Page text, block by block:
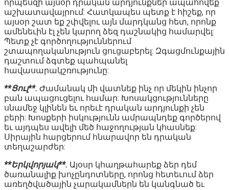
որպեսզի այսօր դրական արդյունքներ ապահովեք
աշխատավայրում: Հատկապես պետք է հիշեք, որ
այսօր շատ եք շփվելու այն մարդկանց հետ, որոնք
ամենեւին էլ չեն կարող ձեզ դաշնակից համարվել:
Պետք չէ գործողություններում
շտապողականություն ցուցաբերել: Զգացմունքային
դաշտում ձգտեք պահպանել
հավասարակշռությունը:
**Ցուլ**. Ժամանակ մի վատնեք ինչ որ մեկին ինչոր
բան ապացուցելու համար: Խոսակցությունները
սնամեջ կլինեն եւ որեւէ դրական արդյունքի չեն
բերի: Խոսքերի իսկությունն ամրապնդեք գործերով
եւ այդպես ավելի մեծ հաջողության կհասնեք:
Սիրային հարցերում հնարավոր են դրական
տեղաշարժեր:
**Երկվորյակ**. Այօսր կհաղթահարեք ձեր դեմ
ծառանալիք խոչընդոտները, որոնց հետեւում ձեր
առեղծվածային չարակամներն են կանգնած եւ